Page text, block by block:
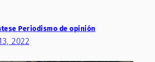
Periodismo de opinión
2022